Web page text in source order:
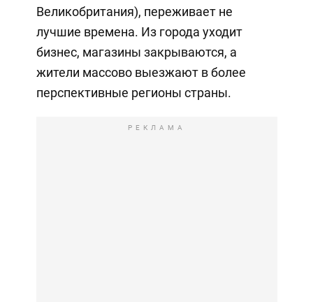
Великобритания), переживает не
лучшие времена. Из города уходит
бизнес, магазины закрываются, а
жители массово выезжают в более
перспективные регионы страны.
РЕКЛАМА